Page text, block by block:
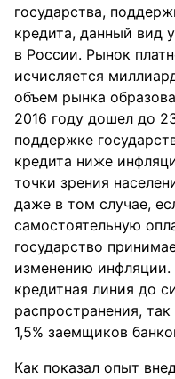
государства,
кредита, данный вид
в России. Рынок
исчисляется
объем рынка
2016 году дошел до
поддержке
кредита ниже
точки зрения
даже в том случае,
самостоятельную
государство
изменению инфляции.
кредитная линия до
распространения,
1,5% заемщиков
Как показал опыт